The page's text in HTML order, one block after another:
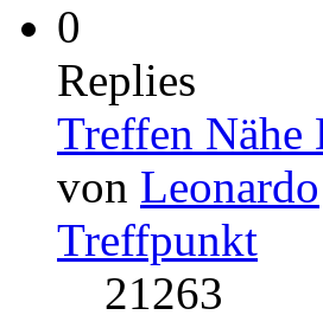
0
Replies
Treffen Nähe
von Leonardo
Treffpunkt
21263